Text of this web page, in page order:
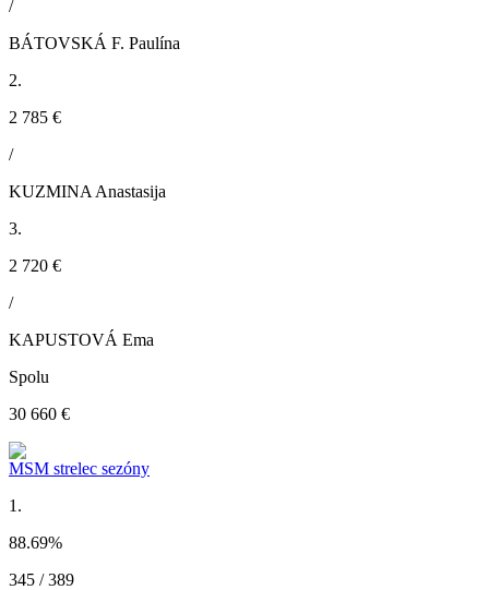
/
BÁTOVSKÁ F. Paulína
2.
2 785 €
/
KUZMINA Anastasija
3.
2 720 €
/
KAPUSTOVÁ Ema
Spolu
30 660 €
MSM strelec sezóny
1.
88.69%
345 / 389